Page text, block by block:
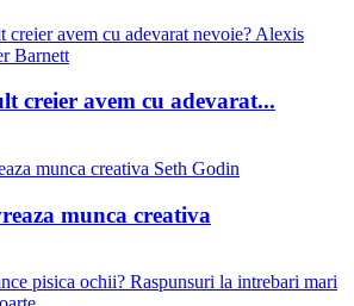
Alexis
Barnett
creier avem cu adevarat...
Seth Godin
munca creativa